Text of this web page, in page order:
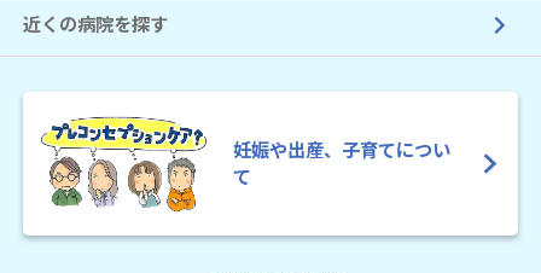
近くの病院を探す
妊娠や出産、子育てについ
て